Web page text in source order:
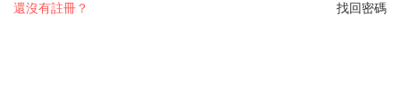
找回密碼
還沒有註冊？